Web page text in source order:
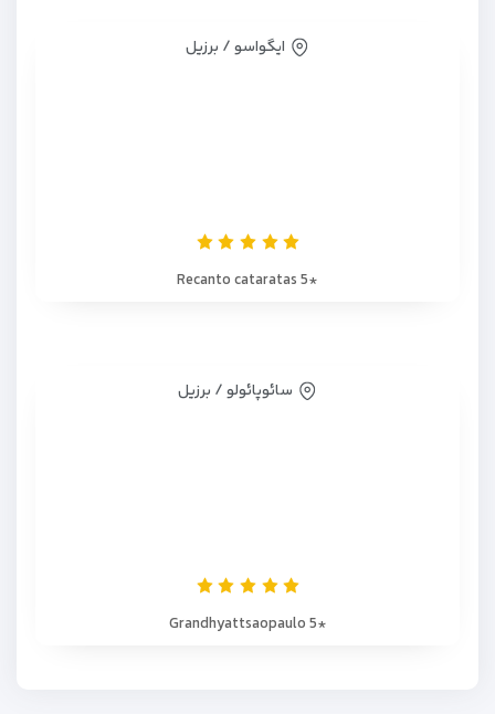
ایگواسو / برزیل
*Recanto cataratas 5
سائوپائولو / برزیل
*Grandhyattsaopaulo 5